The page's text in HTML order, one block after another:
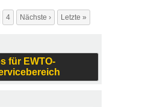
4 Nächste › Letzte »
für EWTO-